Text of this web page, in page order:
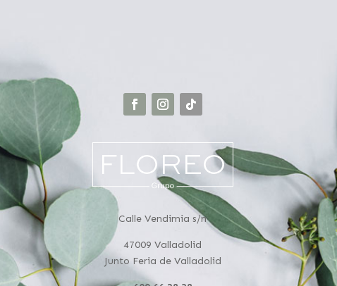
Calle Vendimia s/n
47009 Valladolid
Junto Feria de Valladolid